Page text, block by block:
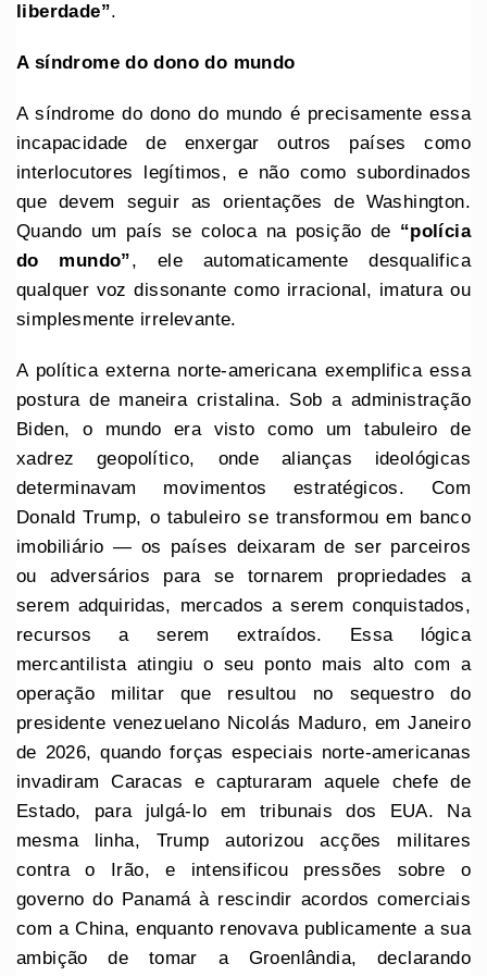
liberdade”.
A síndrome do dono do mundo
A síndrome do dono do mundo é precisamente essa
incapacidade de enxergar outros países como
interlocutores legítimos, e não como subordinados
que devem seguir as orientações de Washington.
Quando um país se coloca na posição de “polícia
do mundo”, ele automaticamente desqualifica
qualquer voz dissonante como irracional, imatura ou
simplesmente irrelevante.
A política externa norte-americana exemplifica essa
postura de maneira cristalina. Sob a administração
Biden, o mundo era visto como um tabuleiro de
xadrez geopolítico, onde alianças ideológicas
determinavam movimentos estratégicos. Com
Donald Trump, o tabuleiro se transformou em banco
imobiliário — os países deixaram de ser parceiros
ou adversários para se tornarem propriedades a
serem adquiridas, mercados a serem conquistados,
recursos a serem extraídos. Essa lógica
mercantilista atingiu o seu ponto mais alto com a
operação militar que resultou no sequestro do
presidente venezuelano Nicolás Maduro, em Janeiro
de 2026, quando forças especiais norte-americanas
invadiram Caracas e capturaram aquele chefe de
Estado, para julgá-lo em tribunais dos EUA. Na
mesma linha, Trump autorizou acções militares
contra o Irão, e intensificou pressões sobre o
governo do Panamá à rescindir acordos comerciais
com a China, enquanto renovava publicamente a sua
ambição de tomar a Groenlândia, declarando